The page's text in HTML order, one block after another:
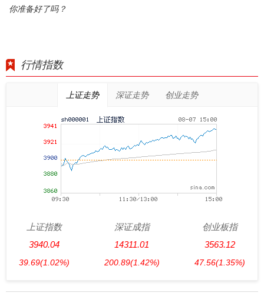
你准备好了吗？
行情指数
上证走势 深证走势 创业走势
上证指数
3940.04
39.69(1.02%)
深证成指
14311.01
200.89(1.42%)
创业板指
3563.12
47.56(1.35%)